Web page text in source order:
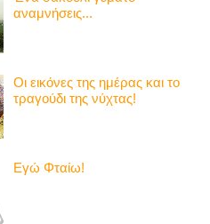
αναμνήσεις...
Οι εικόνες της ημέρας και το
τραγούδι της νύχτας!
Εγώ Φταίω!